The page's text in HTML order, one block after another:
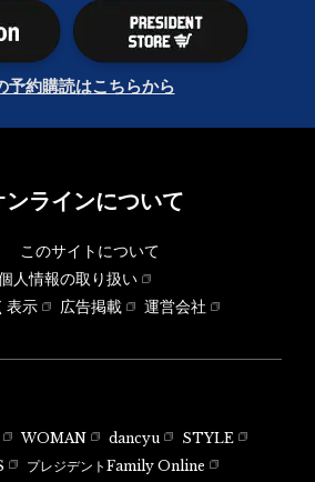
予約購読はこちらから
ラインについて
このサイトについて
人情報の取り扱い
表示
広告掲載
運営会社
WOMAN dancyu
STYLE
プレジデントFamily Online